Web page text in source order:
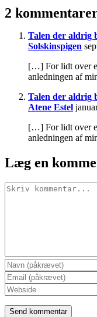
2
Talen der aldrig
Solskinspigen
[…] For lidt over
anledningen af
Talen der aldrig
Atene Estel
[…] For lidt over
anledningen af
Læg en
Comment